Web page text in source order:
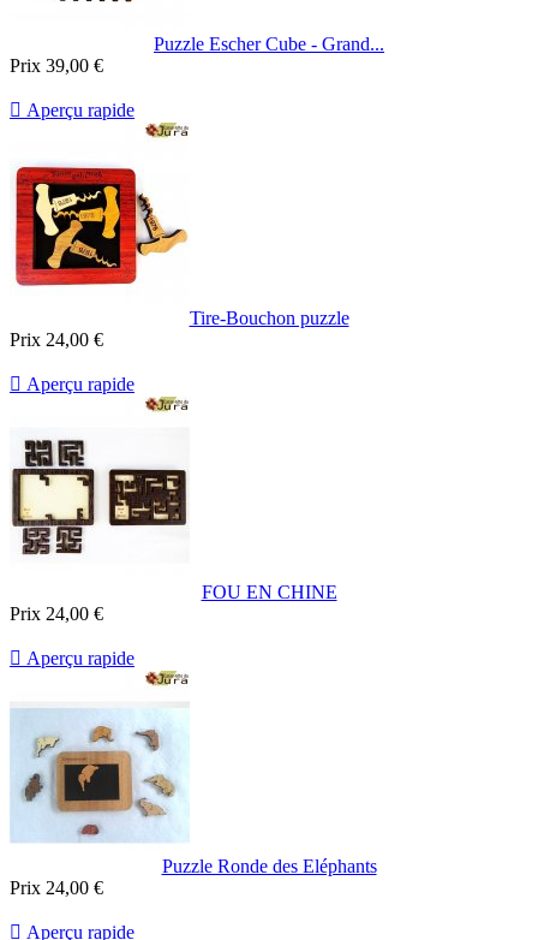
Puzzle Escher Cube - Grand...
Prix 39,00 €
 Aperçu rapide
Tire-Bouchon puzzle
Prix 24,00 €
 Aperçu rapide
FOU EN CHINE
Prix 24,00 €
 Aperçu rapide
Puzzle Ronde des Eléphants
Prix 24,00 €
 Aperçu rapide